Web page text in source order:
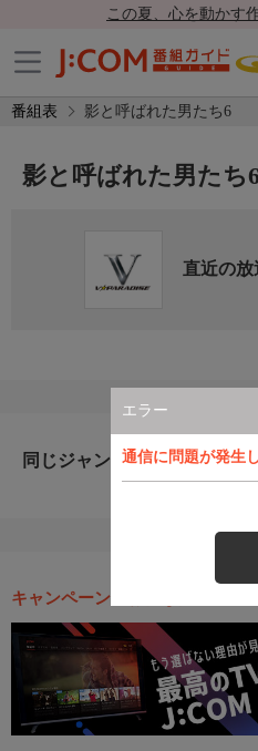
この夏、心を動かす
番組表 影と呼ばれた男たち6
エラー
通信に問題が発生
影と呼ばれた男たち
直近の
同じジャンルのおすすめ番組
キャンペーン・お得な情報